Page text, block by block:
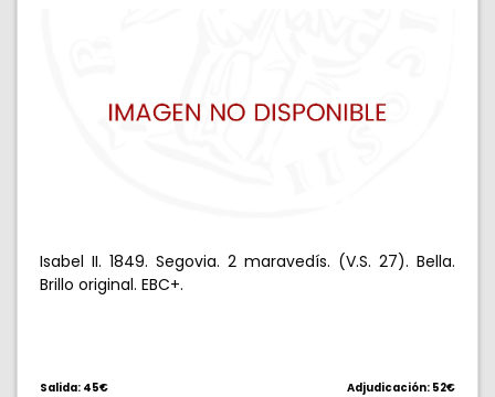
Isabel II. 1849. Segovia. 2 maravedís. (V.S. 27). Bella.
Brillo original. EBC+.
Salida: 45€ Adjudicación: 52€